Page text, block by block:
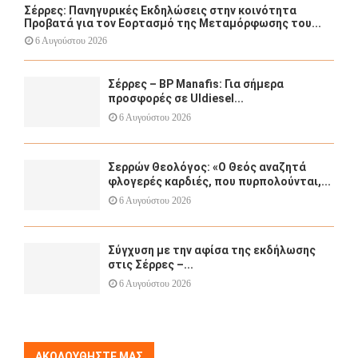
Σέρρες: Πανηγυρικές Εκδηλώσεις στην κοινότητα
Προβατά για τον Εορτασμό της Μεταμόρφωσης του...
6 Αυγούστου 2026
Σέρρες – BP Manafis: Για σήμερα
προσφορές σε Uldiesel...
6 Αυγούστου 2026
Σερρών Θεολόγος: «Ο Θεός αναζητά
φλογερές καρδιές, που πυρπολούνται,...
6 Αυγούστου 2026
Σύγχυση με την αφίσα της εκδήλωσης
στις Σέρρες –...
6 Αυγούστου 2026